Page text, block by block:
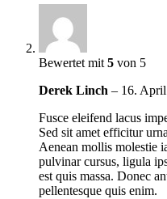
Bewertet mit 5 von 5
Derek Linch – 16.
Fusce eleifend lacus
Sed sit amet efficitur
Aenean mollis molestie
pulvinar cursus, ligula
est quis massa. Donec
pellentesque quis enim.